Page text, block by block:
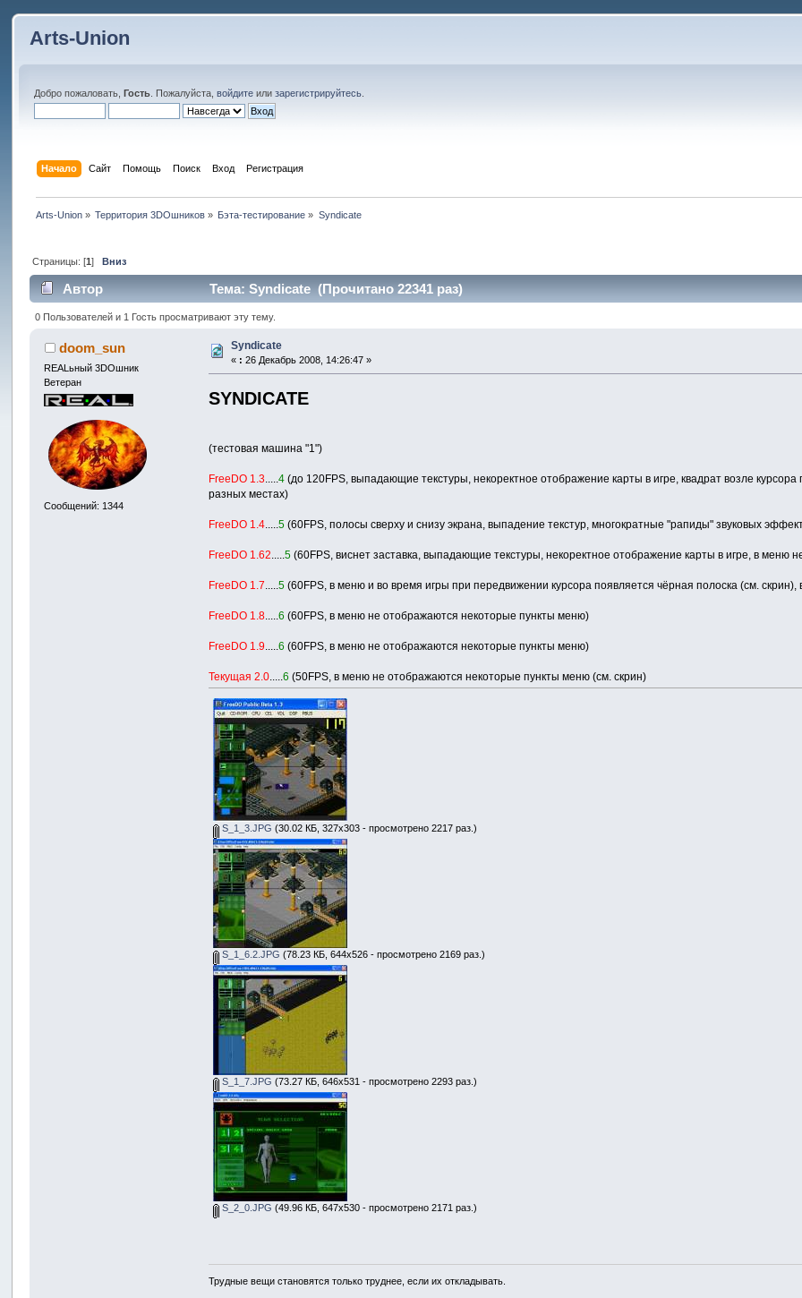
Arts-Union
Добро пожаловать,Гость . Пожалуйста,войдите илизарегистрируйтесь
Начало Сайт Помощь Поиск Вход Регистрация
Arts-Union» Территория 3DOшников » Бэта-тестирование » Syndicate
Страницы: [1] Вниз
Автор Тема: Syndicate (Прочитано 22341 раз)
0 Пользователей и 1 Гость просматривают эту тему.
doom_sun
REALьный 3DOшник
Ветеран
Сообщений: 1344
Syndicate
« : 26 Декабрь 2008, 14:26:47 »
SYNDICATE
(тестовая машина "1")
FreeDO 1.3.....4 (до 120FPS, выпадающие текстуры, некоректное отображение карты в игре, квадрат возле курсора
разных местах)
FreeDO 1.4.....5 (60FPS, полосы сверху и снизу экрана, выпадение текстур, многократные "рапиды" звуковых
FreeDO 1.62.....5 (60FPS, виснет заставка, выпадающие текстуры, некоректное отображение карты в игре, в меню
FreeDO 1.7.....5 (60FPS, в меню и во время игры при передвижении курсора появляется чёрная полоска (см.
FreeDO 1.8.....6 (60FPS, в меню не отображаются некоторые пункты меню)
FreeDO 1.9.....6 (60FPS, в меню не отображаются некоторые пункты меню)
Текущая 2.0.....6 (50FPS, в меню не отображаются некоторые пункты меню (см. скрин)
S_1_3.JPG (30.02 КБ, 327x303 - просмотрено 2217 раз.)
S_1_6.2.JPG (78.23 КБ, 644x526 - просмотрено 2169 раз.)
S_1_7.JPG (73.27 КБ, 646x531 - просмотрено 2293 раз.)
S_2_0.JPG (49.96 КБ, 647x530 - просмотрено 2171 раз.)
Трудные вещи становятся только труднее, если их откладывать.